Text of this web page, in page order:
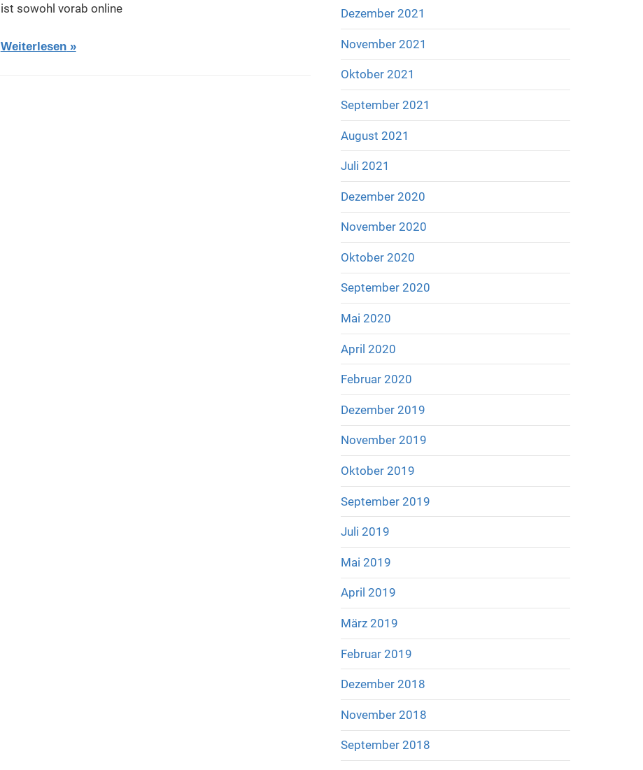
ist sowohl vorab online
Weiterlesen
Dezember 2021
November 2021
Oktober 2021
September 2021
August 2021
Juli 2021
Dezember 2020
November 2020
Oktober 2020
September 2020
Mai 2020
April 2020
Februar 2020
Dezember 2019
November 2019
Oktober 2019
September 2019
Juli 2019
Mai 2019
April 2019
März 2019
Februar 2019
Dezember 2018
November 2018
September 2018